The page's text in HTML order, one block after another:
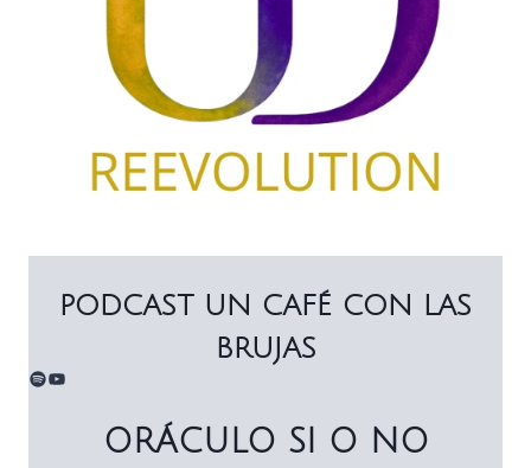
PODCAST UN CAFÉ CON LAS
BRUJAS
Spotify
YouTube
ORÁCULO SI O NO